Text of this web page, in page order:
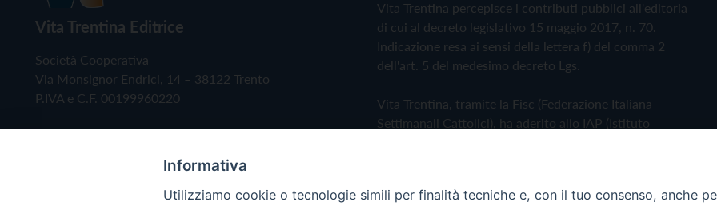
Vita Trentina Editrice
Società Cooperativa
Via Monsignor Endrici, 14 – 38122 Trento
P.IVA e C.F. 00199960220
Vita Trentina percepisce i contributi pubblici all'editoria
di cui al decreto legislativo 15 maggio 2017, n. 70.
Indicazione resa ai sensi della lettera f) del comma 2
dell'art. 5 del medesimo decreto Lgs.
Vita Trentina, tramite la Fisc (Federazione Italiana
Settimanali Cattolici), ha aderito allo IAP (Istituto
Privacy Policy Cookie Policy
Informativa
Utilizziamo cookie o tecnologie simili per finalità tecniche e, con il tuo consenso, anche